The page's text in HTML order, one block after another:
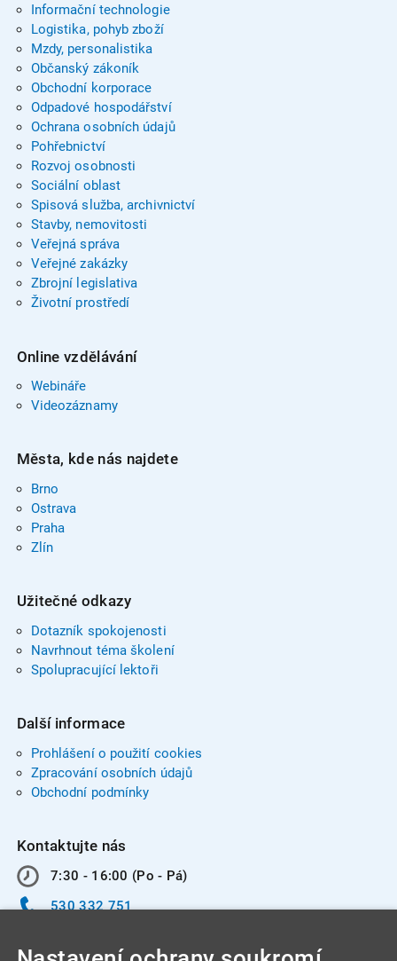
Informační technologie
Logistika, pohyb zboží
Mzdy, personalistika
Občanský zákoník
Obchodní korporace
Odpadové hospodářství
Ochrana osobních údajů
Pohřebnictví
Rozvoj osobnosti
Sociální oblast
Spisová služba, archivnictví
Stavby, nemovitosti
Veřejná správa
Veřejné zakázky
Zbrojní legislativa
Životní prostředí
Online vzdělávání
Webináře
Videozáznamy
Města, kde nás najdete
Brno
Ostrava
Praha
Zlín
Užitečné odkazy
Dotazník spokojenosti
Navrhnout téma školení
Spolupracující lektoři
Další informace
Prohlášení o použití cookies
Zpracování osobních údajů
Obchodní podmínky
Kontaktujte nás
7:30 - 16:00 (Po - Pá)
530 332 751